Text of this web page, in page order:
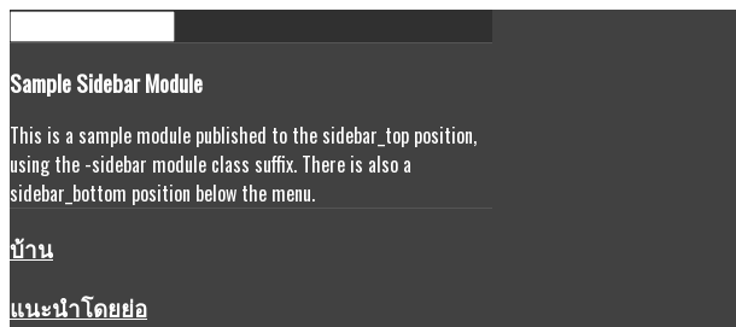
SampleSidebar Module
This is a sample module published to the sidebar_top position,
using the -sidebar module class suffix. There is also a
sidebar_bottom position below the menu.
บ้าน
แนะนำโดยย่อ